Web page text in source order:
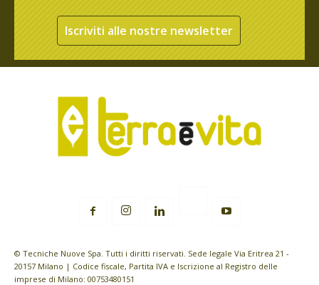
Iscriviti alle nostre newsletter
© Tecniche Nuove Spa. Tutti i diritti riservati. Sede legale Via Eritrea 21 -
20157 Milano | Codice fiscale, Partita IVA e Iscrizione al Registro delle
imprese di Milano: 00753480151